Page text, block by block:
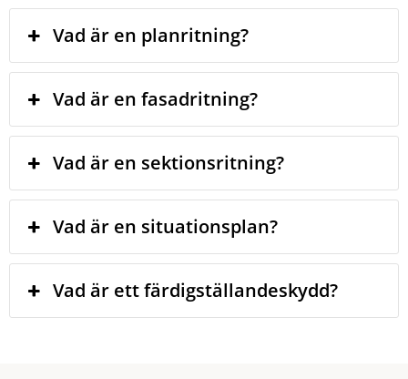
Vad är en planritning?
Vad är en fasadritning?
Vad är en sektionsritning?
Vad är en situationsplan?
Vad är ett färdigställandeskydd?